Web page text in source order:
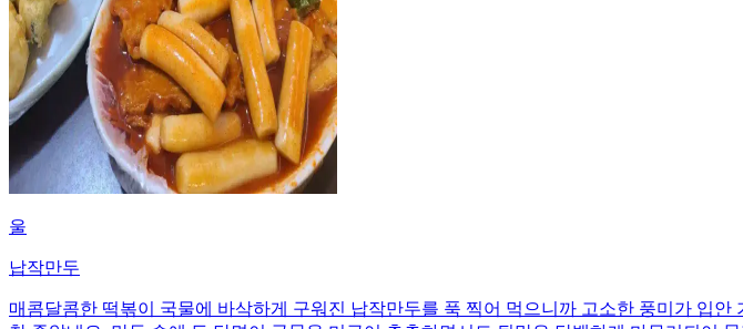
울
납작만두
매콤달콤한 떡볶이 국물에 바삭하게 구워진 납작만두를 푹 찍어 먹으니까 고소한 풍미가 입